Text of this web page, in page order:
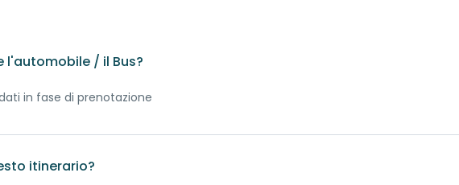
l'automobile / il Bus?
in fase di prenotazione
itinerario?